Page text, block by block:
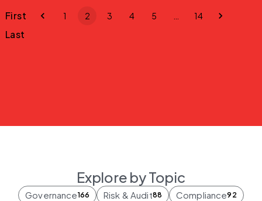
First 1 2 3 4 5 14
Last
Explore by Topic
Governance166 Risk & Audit88 Compliance92